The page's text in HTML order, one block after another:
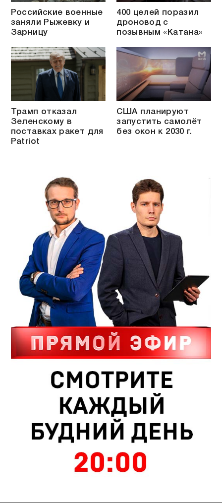
Российские военные
заняли Рыжевку и
Зарницу
400 целей поразил
дроновод с
позывным «Катана»
Трамп отказал
Зеленскому в
поставках ракет для
Patriot
США планируют
запустить самолёт
без окон к 2030 г.